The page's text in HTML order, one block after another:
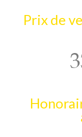
Prix de